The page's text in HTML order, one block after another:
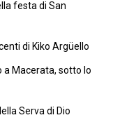
festa di San
di Kiko Argüello
a Macerata, sotto lo
Serva di Dio